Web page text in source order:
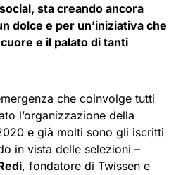
sta creando ancora
dolce e per un’iniziativa che
e il palato di tanti
che coinvolge tutti
l’organizzazione della
e già molti sono gli iscritti
in vista delle selezioni –
, fondatore di Twissen e